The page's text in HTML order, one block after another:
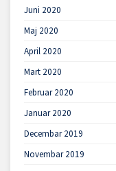
Juni 2020
Maj 2020
April 2020
Mart 2020
Februar 2020
Januar 2020
Decembar 2019
Novembar 2019